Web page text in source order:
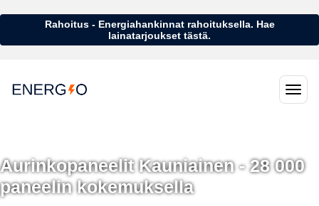
Rahoitus - Energiahankinnat rahoituksella. Hae
lainatarjoukset tästä.
Aurinkopaneelit Kauniainen - 28 000
paneelin kokemuksella